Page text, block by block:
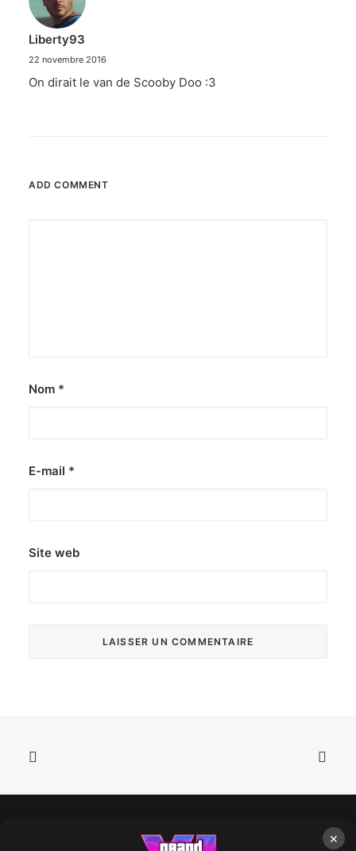
×
Liberty93
22 novembre 2016
On dirait le van de Scooby Doo :3
ADD COMMENT
Nom *
E-mail *
Site web